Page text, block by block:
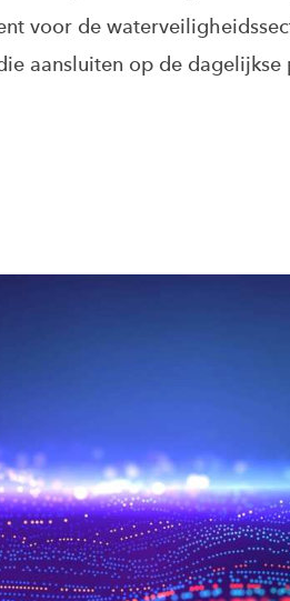
voor de
aansluiten op de